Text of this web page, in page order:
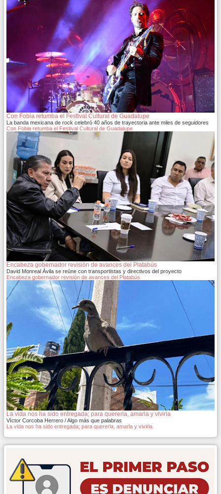
Con Fobia retumba el Festival Cultural de Guadalupe
La banda mexicana de rock celebró 40 años de trayectoria ante miles de seguidores
Con Fobia retumba el Festival Cultural de Guadalupe
Encabeza gobernador revisión de avances del Platabús
David Monreal Ávila se reúne con transportistas y directivos del proyecto
Encabeza gobernador revisión de avances del Platabús
La vida nos ha sido entregada; para quererla, amarla y vivirla
Víctor Corcoba Herrero / Algo más que palabras
La vida nos ha sido entregada; para quererla, amarla y vivirla